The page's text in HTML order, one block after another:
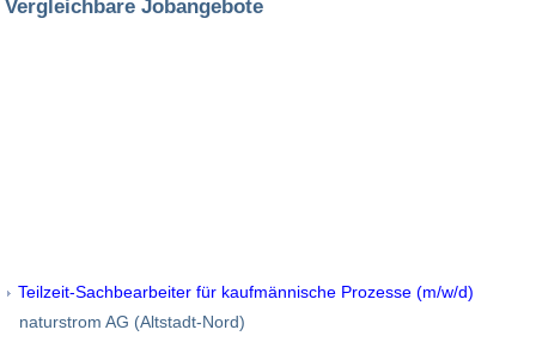
Vergleichbare Jobangebote
Teilzeit-Sachbearbeiter für kaufmännische Prozesse (m/w/d)
naturstrom AG (Altstadt-Nord)